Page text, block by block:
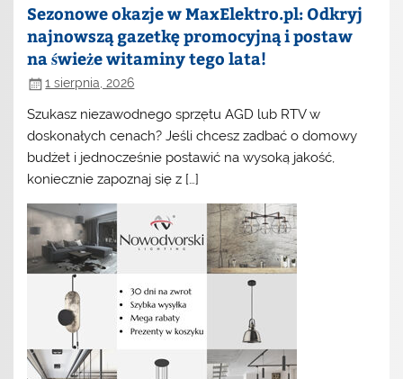
Sezonowe okazje w MaxElektro.pl: Odkryj
najnowszą gazetkę promocyjną i postaw
na świeże witaminy tego lata!
1 sierpnia, 2026
Szukasz niezawodnego sprzętu AGD lub RTV w
doskonałych cenach? Jeśli chcesz zadbać o domowy
budżet i jednocześnie postawić na wysoką jakość,
koniecznie zapoznaj się z […]